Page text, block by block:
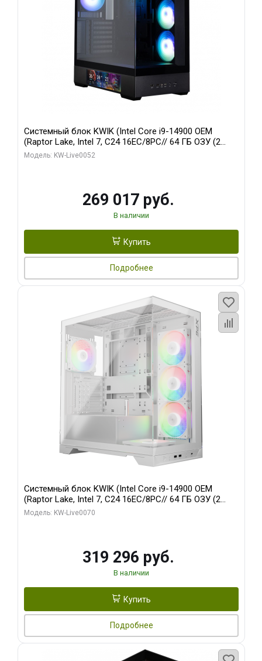
Системный блок KWIK (Intel Core i9-14900 OEM
(Raptor Lake, Intel 7, C24 16EC/8PC// 64 ГБ ОЗУ (2
модуля)/ Palit RTX5080 GAMINGPRO OC 16GB GDDR7
Модель: KW-Live0052
269 017 руб.
В наличии
Купить
Подробнее
Системный блок KWIK (Intel Core i9-14900 OEM
(Raptor Lake, Intel 7, C24 16EC/8PC// 64 ГБ ОЗУ (2
модуля)/ Gigabyte RTX5080 XTREME WATERFORCE
Модель: KW-Live0070
319 296 руб.
В наличии
Купить
Подробнее